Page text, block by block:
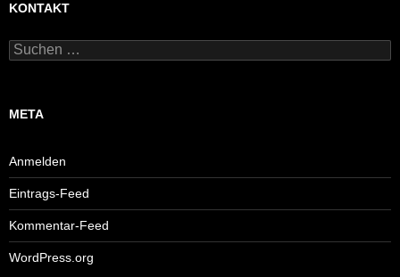
KONTAKT
Suchen
nach:
META
Anmelden
Eintrags-Feed
Kommentar-Feed
WordPress.org